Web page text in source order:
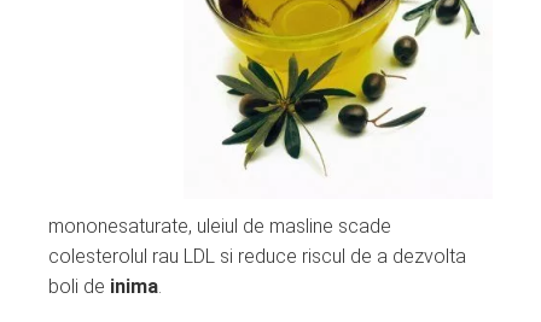
mononesaturate, uleiul de masline scade
colesterolul rau LDL si reduce riscul de a dezvolta
boli de inima.